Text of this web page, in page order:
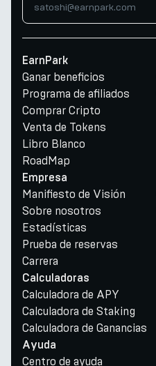
EarnPark
Ganar beneficios
Programa de afiliados
Comprar Cripto
Venta de Tokens
Libro Blanco
RoadMap
Empresa
Manifiesto de Visión
Sobre nosotros
Estadísticas
Prueba de reservas
Carrera
Calculadoras
Calculadora de APY
Calculadora de Staking
Calculadora de Ganancias
Ayuda
Centro de ayuda